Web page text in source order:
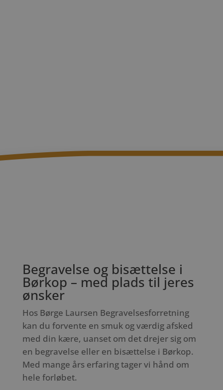
Begravelse og bisættelse i
Børkop – med plads til jeres
ønsker
Hos Børge Laursen Begravelsesforretning
kan du forvente en smuk og værdig afsked
med din kære, uanset om det drejer sig om
en begravelse eller en bisættelse i Børkop.
Med mange års erfaring tager vi hånd om
hele forløbet.